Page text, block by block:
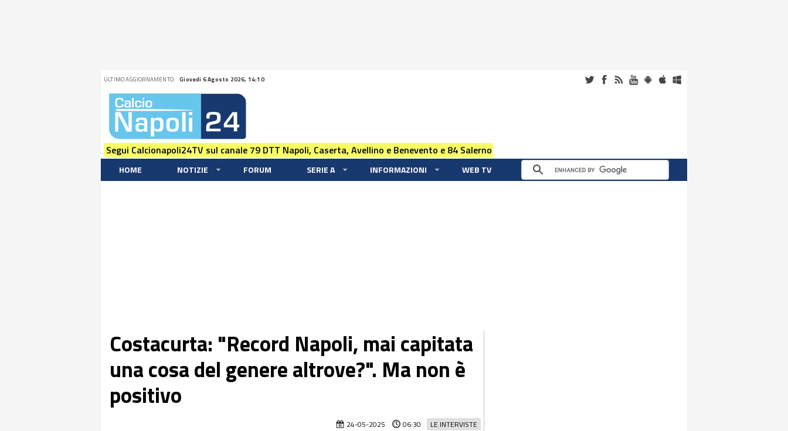
ULTIMO AGGIORNAMENTO: Giovedi 6 Agosto 2026, 14:10
Segui Calcionapoli24TV sul canale 79 DTT Napoli, Caserta, Avellino e Benevento e 84 Salerno
HOME NOTIZIE FORUM SERIE A INFORMAZIONI WEB TV
Costacurta: "Record Napoli, mai capitata
una cosa del genere altrove?". Ma non è
positivo
LE INTERVISTE
24-05-2025 06:30